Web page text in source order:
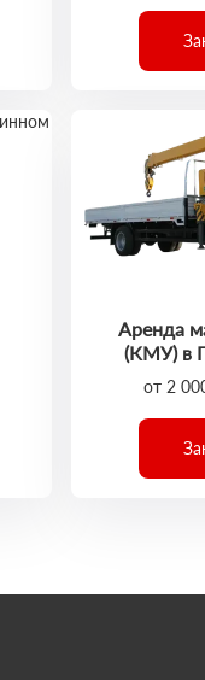
Аренда
(КМУ) в
от 2